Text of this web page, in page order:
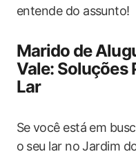
entende ‍do assunto!
Marido de
Vale: Soluções
Lar
Se ⁤você está em
o ⁢seu lar no Jardim